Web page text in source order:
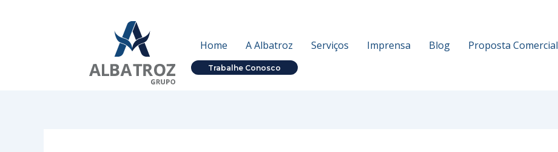
Home A Albatroz Serviços Imprensa Blog Proposta Comercial
Trabalhe Conosco